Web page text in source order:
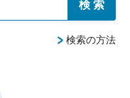
検索の方法